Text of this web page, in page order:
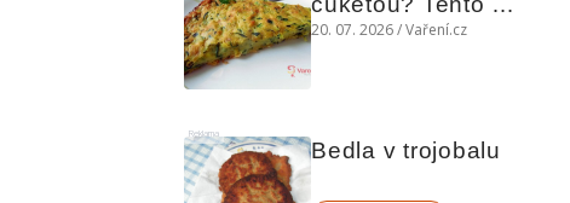
levný slaný koláč
20. 07. 2026 / Vaření.cz
Reklama
Bedla v trojobalu